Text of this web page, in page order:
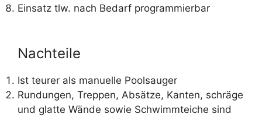
Einsatz tlw. nach Bedarf programmierbar
Nachteile
Ist teurer als manuelle Poolsauger
Rundungen, Treppen, Absätze, Kanten, schräge
und glatte Wände sowie Schwimmteiche sind